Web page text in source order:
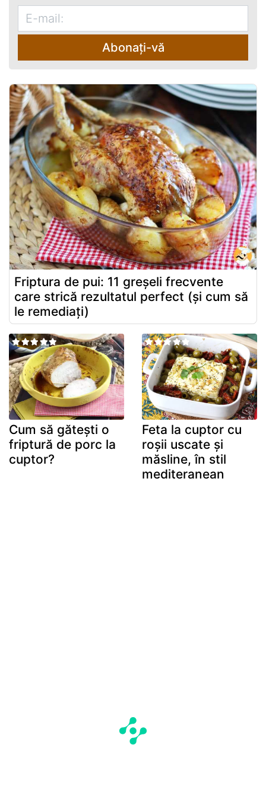
Abonați-vă
Friptura de pui: 11 greșeli frecvente
care strică rezultatul perfect (și cum să
le remediați)
Cum să gătești o
friptură de porc la
cuptor?
Feta la cuptor cu
roșii uscate și
măsline, în stil
mediteranean